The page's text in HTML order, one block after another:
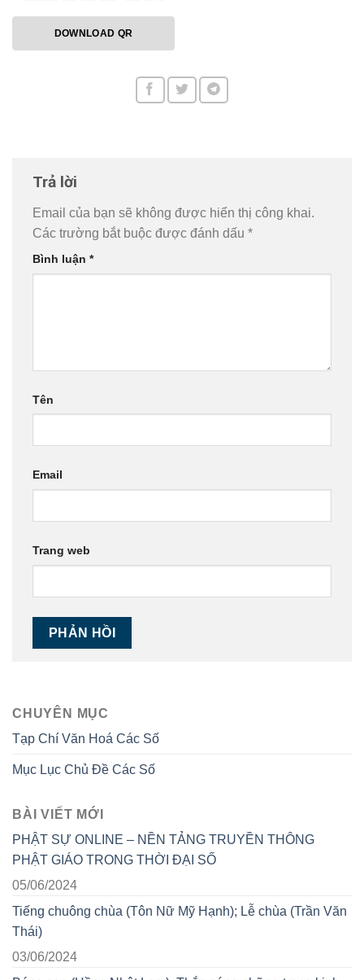
DOWNLOAD QR
Trả lời
Email của bạn sẽ không được hiển thị công khai.
Các trường bắt buộc được đánh dấu *
Bình luận *
Tên
Email
Trang web
CHUYÊN MỤC
Tạp Chí Văn Hoá Các Số
Mục Lục Chủ Đề Các Số
BÀI VIẾT MỚI
PHẬT SỰ ONLINE – NỀN TẢNG TRUYỀN THÔNG
PHẬT GIÁO TRONG THỜI ĐẠI SỐ
05/06/2024
Tiếng chuông chùa (Tôn Nữ Mỹ Hạnh); Lễ chùa (Trần Văn
Thái)
03/06/2024